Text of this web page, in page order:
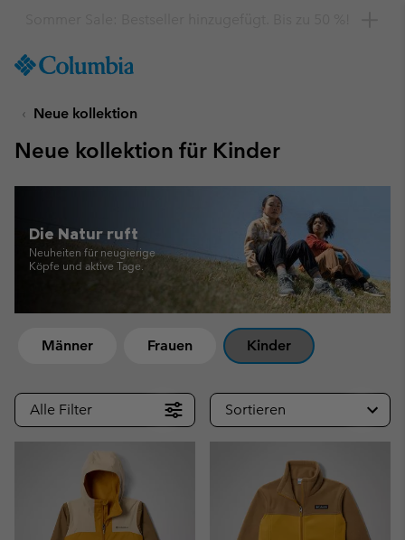
TO
SKIP
MAIN
SEARCH
Neue kollektion
Neue kollektion für Kinder
Die Natur ruft
Neuheiten für neugierige
Köpfe und aktive Tage.
Männer Frauen Kinder
Alle Filter Sortieren